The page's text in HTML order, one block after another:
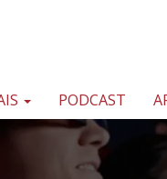
PODCAST